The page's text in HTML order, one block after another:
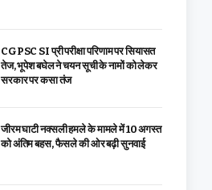
CGPSC SI प्री परीक्षा परिणाम पर सियासत
तेज, भूपेश बघेल ने चयन सूची के नामों को लेकर
सरकार पर कसा तंज
जीरम घाटी नक्सली हमले के मामले में 10 अगस्त
को अंतिम बहस, फैसले की ओर बढ़ी सुनवाई